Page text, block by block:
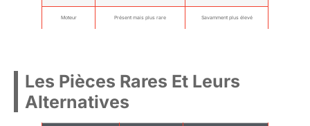
Moteur Présent mais plus rare Savamment plus élevé
Les Pièces Rares Et Leurs
Alternatives